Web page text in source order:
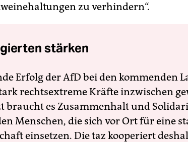
zu verhindern“.
stärken
Erfolg der AfD bei den kommenden
rechtsextreme Kräfte inzwischen
braucht es Zusammenhalt und
Menschen, die sich vor Ort für eine
einsetzen. Die taz kooperiert